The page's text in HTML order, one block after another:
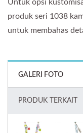
Untuk opsi
produk seri 1038
untuk membahas
GALERI FOTO
PRODUK TERKAIT